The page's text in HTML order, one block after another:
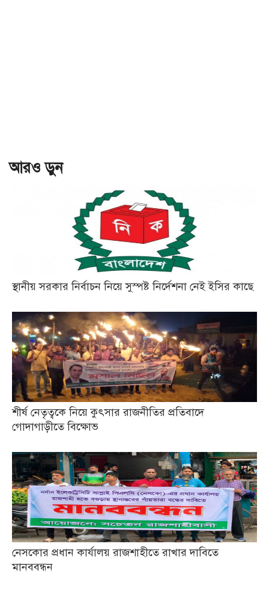
আরও ড়ুন
স্থানীয় সরকার নির্বাচন নিয়ে সুস্পষ্ট নির্দেশনা নেই ইসির কাছে
শীর্ষ নেতৃত্বকে নিয়ে কুৎসার রাজনীতির প্রতিবাদে
গোদাগাড়ীতে বিক্ষোভ
নেসকোর প্রধান কার্যালয় রাজশাহীতে রাখার দাবিতে
মানববন্ধন